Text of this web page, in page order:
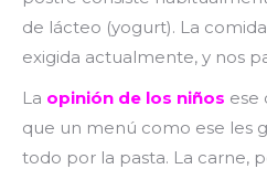
de lácteo (yogurt). La
exigida actualmente, y nos
La opinión de los niños ese
que un menú como ese les
todo por la pasta. La carne,